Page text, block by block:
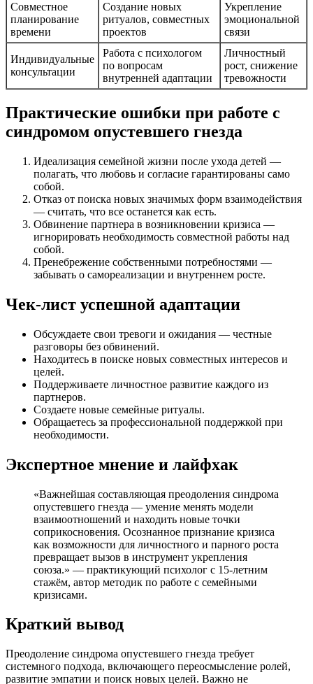
Совместное
планирование
времени
Создание новых
ритуалов, совместных
проектов
Укрепление
эмоциональной
связи
Индивидуальные
консультации
Работа с психологом
по вопросам
внутренней адаптации
Личностный
рост, снижение
тревожности
Практические ошибки при работе с
синдромом опустевшего гнезда
Идеализация семейной жизни после ухода детей —
полагать, что любовь и согласие гарантированы само
собой.
Отказ от поиска новых значимых форм взаимодействия
— считать, что все останется как есть.
Обвинение партнера в возникновении кризиса —
игнорировать необходимость совместной работы над
собой.
Пренебрежение собственными потребностями —
забывать о самореализации и внутреннем росте.
Чек-лист успешной адаптации
Обсуждаете свои тревоги и ожидания — честные
разговоры без обвинений.
Находитесь в поиске новых совместных интересов и
целей.
Поддерживаете личностное развитие каждого из
партнеров.
Создаете новые семейные ритуалы.
Обращаетесь за профессиональной поддержкой при
необходимости.
Экспертное мнение и лайфхак
«Важнейшая составляющая преодоления синдрома
опустевшего гнезда — умение менять модели
взаимоотношений и находить новые точки
соприкосновения. Осознанное признание кризиса
как возможности для личностного и парного роста
превращает вызов в инструмент укрепления
союза.» — практикующий психолог с 15-летним
стажём, автор методик по работе с семейными
кризисами.
Краткий вывод
Преодоление синдрома опустевшего гнезда требует
системного подхода, включающего переосмысление ролей,
развитие эмпатии и поиск новых целей. Важно не